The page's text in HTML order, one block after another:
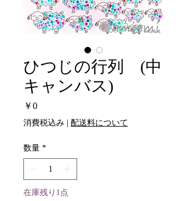
ひつじの行列 (中
キャンバス)
￥0価
格
消費税込み | 配送料について
数量 *
在庫残り1点